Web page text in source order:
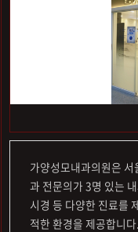
가양성모내과의원은
과 전문의가 3명 있는
시경 등 다양한 진료를
적한 환경을 제공합니다.